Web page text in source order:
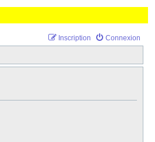
Connexion
Inscription